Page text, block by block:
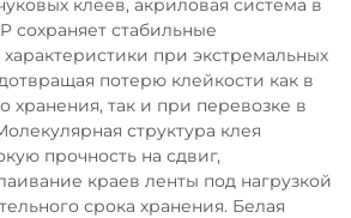
клеев, акриловая система в
сохраняет стабильные
при экстремальных
потерю клейкости как в
хранения, так и при перевозке в
структура клея
прочность на сдвиг,
краев ленты под нагрузкой
срока хранения. Белая